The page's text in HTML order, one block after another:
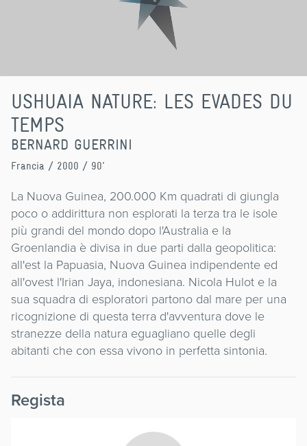
USHUAIA NATURE: LES EVADES DU
TEMPS
BERNARD GUERRINI
Francia / 2000 / 90'
La Nuova Guinea, 200.000 Km quadrati di giungla
poco o addirittura non esplorati la terza tra le isole
più grandi del mondo dopo l'Australia e la
Groenlandia è divisa in due parti dalla geopolitica:
all'est la Papuasia, Nuova Guinea indipendente ed
all'ovest l'Irian Jaya, indonesiana. Nicola Hulot e la
sua squadra di esploratori partono dal mare per una
ricognizione di questa terra d'avventura dove le
stranezze della natura eguagliano quelle degli
abitanti che con essa vivono in perfetta sintonia.
Regista